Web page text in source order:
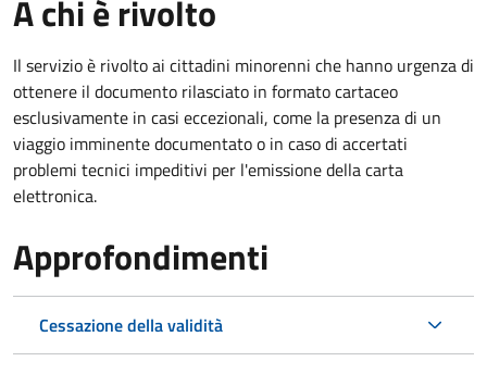
A chi è rivolto
Il servizio è rivolto ai cittadini minorenni che hanno urgenza di
ottenere il documento rilasciato in formato cartaceo
esclusivamente in casi eccezionali, come la presenza di un
viaggio imminente documentato o in caso di accertati
problemi tecnici impeditivi per l'emissione della carta
elettronica.
Approfondimenti
Cessazione della validità